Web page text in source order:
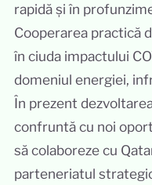
rapidă și în
Cooperarea practică
în ciuda impactului
domeniul energiei,
În prezent
confruntă cu noi
să colaboreze cu
parteneriatul